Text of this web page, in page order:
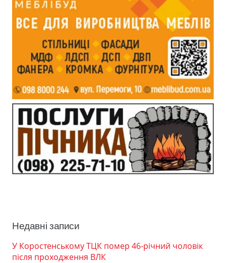
Недавні записи
У Коростенському ТЦК помер 46-річний чоловік
після проходження ВЛК